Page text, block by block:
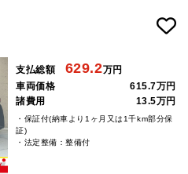
支払総額 629.2万円
車両価格
615.7万円
諸費用
13.5万円
・保証付(納車より1ヶ月又は1千km部分保
証)
・法定整備：整備付